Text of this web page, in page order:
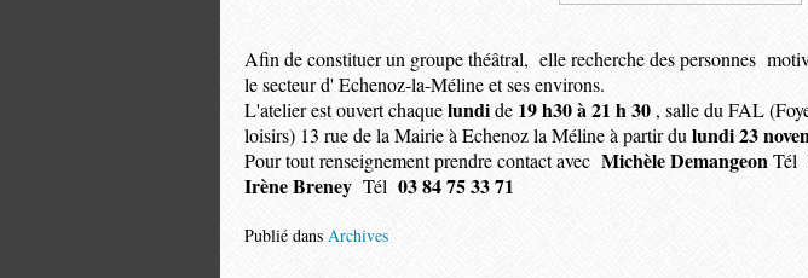
Afin de constituer un groupe théâtral, elle recherche des personnes
le secteurd' Echenoz-la-Méline et ses environs.
L'atelier est ouvert chaquelundide 19 h30 à 21 h 30 , salle du FAL
loisirs) 13 rue de la Mairie à Echenoz la Méline à partir du lundi 23
Pour tout renseignement prendre contact avec Michèle DemangeonTél
Irène Breney Tél 03 84 75 33 71
Publié dans Archives